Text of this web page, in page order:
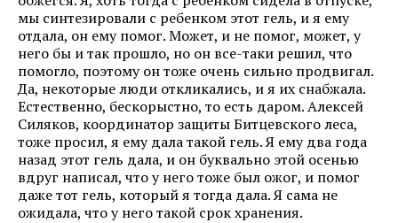
мы синтезировали с ребенком этот гель, и я ему
отдала, он ему помог. Может, и не помог, может, у
него бы и так прошло, но он все-таки решил, что
помогло, поэтому он тоже очень сильно продвигал.
Да, некоторые люди откликались, и я их снабжала.
Естественно, бескорыстно, то есть даром. Алексей
Силяков, координатор защиты Битцевского леса,
тоже просил, я ему дала такой гель. Я ему два года
назад этот гель дала, и он буквально этой осенью
вдруг написал, что у него тоже был ожог, и помог
даже тот гель, который я тогда дала. Я сама не
ожидала, что у него такой срок хранения.